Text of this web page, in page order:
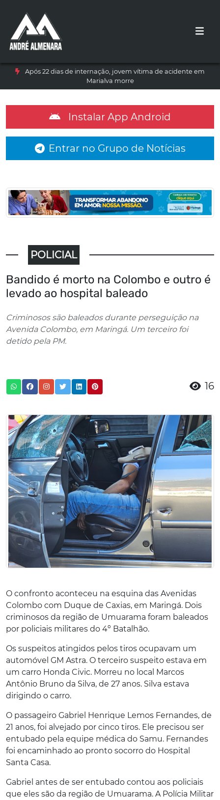
Após 22 dias de internação, jovem vítima de acidente em
Marialva morre
Instalar App Android
Entrar no Grupo de Notícias
POLICIAL
Bandido é morto na Colombo e outro é
levado ao hospital baleado
Criminosos são baleados durante perseguição na
Avenida Colombo, em Maringá. Um terceiro foi
detido pela PM.
16
O confronto aconteceu na esquina das Avenidas
Colombo com Duque de Caxias, em Maringá. Dois
criminosos da região de Umuarama foram baleados
por policiais militares do 4º Batalhão.
Os suspeitos atingidos pelos tiros ocupavam um
automóvel GM Astra. O terceiro suspeito estava em
um carro Honda Civic. Morreu no local Marcos
Antônio Bruno da Silva, de 27 anos. Silva estava
dirigindo o carro.
O passageiro Gabriel Henrique Lemos Fernandes, de
21 anos, foi alvejado por cinco tiros. Ele precisou ser
entubado pela equipe médica do Samu. Fernandes
foi encaminhado ao pronto socorro do Hospital
Santa Casa.
Gabriel antes de ser entubado contou aos policiais
que eles são da região de Umuarama. A Polícia Militar